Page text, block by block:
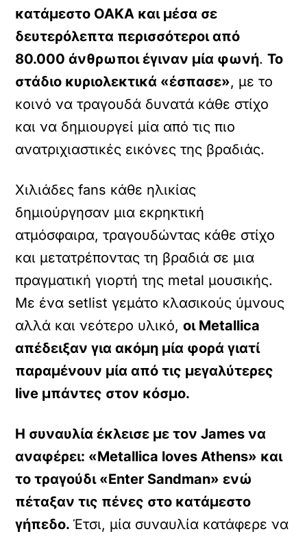
κατάμεστο ΟΑΚΑ και μέσα σε
δευτερόλεπτα περισσότεροι από
80.000 άνθρωποι έγιναν μία φωνή.Το
στάδιο κυριολεκτικά «έσπασε», με το
κοινό να τραγουδά δυνατά κάθε στίχο
και να δημιουργεί μία από τις πιο
ανατριχιαστικές εικόνες της βραδιάς.
Χιλιάδες fans κάθε ηλικίας
δημιούργησαν μια εκρηκτική
ατμόσφαιρα, τραγουδώντας κάθε στίχο
και μετατρέποντας τη βραδιά σε μια
πραγματική γιορτή της metal μουσικής.
Με ένα setlist γεμάτο κλασικούς ύμνους
αλλά και νεότερο υλικό,οι Metallica
απέδειξαν για ακόμη μία φορά γιατί
παραμένουν μία από τις μεγαλύτερες
live μπάντες στον κόσμο.
H συναυλία έκλεισε με τον James να
αναφέρει: «Metallica loves Athens» και
το τραγούδι «Enter Sandman» ενώ
πέταξαν τις πένες στο κατάμεστο
γήπεδο. Έτσι, μία συναυλία κατάφερε να